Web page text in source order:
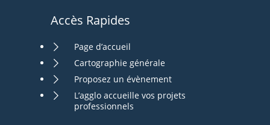
Accès Rapides
Page d’accueil
Cartographie générale
Proposez un évènement
L’agglo accueille vos projets
professionnels